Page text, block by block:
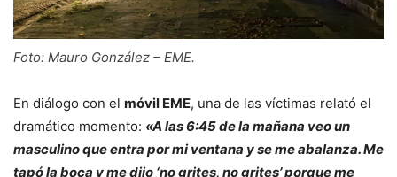
Foto: Mauro González – EME.
En diálogo con el móvil EME, una de las víctimas relató el
dramático momento: «A las 6:45 de la mañana veo un
masculino que entra por mi ventana y se me abalanza. Me
tapó la boca y me dijo ‘no grites, no grites’ porque me